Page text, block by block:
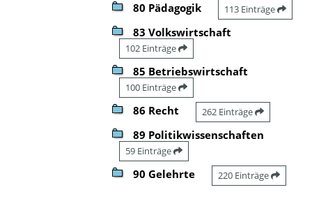
80 Pädagogik 113 Einträge
83 Volkswirtschaft
102 Einträge
85 Betriebswirtschaft
100 Einträge
86 Recht 262 Einträge
89 Politikwissenschaften
59 Einträge
90 Gelehrte 220 Einträge